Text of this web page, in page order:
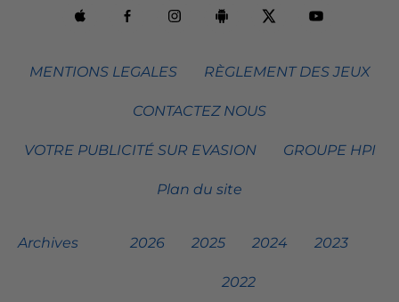
MENTIONS LEGALES RÈGLEMENT DES JEUX
CONTACTEZ NOUS
VOTRE PUBLICITÉ SUR EVASION GROUPE HPI
Plan du site
Archives 2026 2025 2024 2023
2022